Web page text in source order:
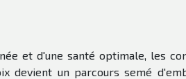
et d'une santé optimale, les
devient un parcours semé